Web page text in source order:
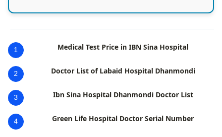
1 Medical Test Price in IBN Sina Hospital
2 Doctor List of Labaid Hospital Dhanmondi
3 Ibn Sina Hospital Dhanmondi Doctor List
4 Green Life Hospital Doctor Serial Number